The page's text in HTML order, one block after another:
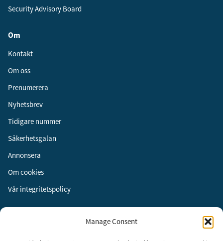
Manage Consent
Security Advisory Board
Om
Kontakt
Om oss
Prenumerera
Nyhetsbrev
Tidigare nummer
Säkerhetsgalan
Annonsera
Om cookies
Vår integritetspolicy